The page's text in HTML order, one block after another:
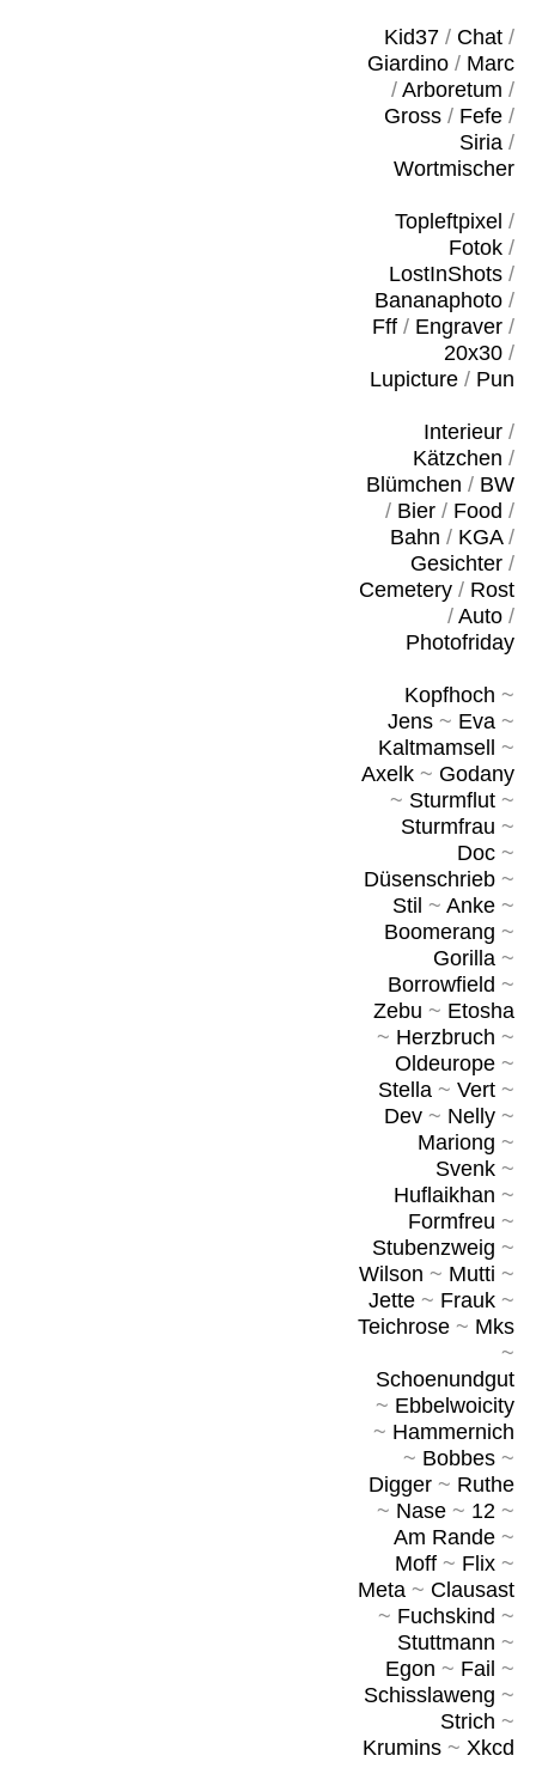
Kid37/ Chat/
Giardino/ Marc
/ Arboretum /
Gross/ Fefe/
Siria/
Wortmischer
Topleftpixel /
Fotok/
LostInShots/
Bananaphoto/
Fff/ Engraver/
20x30/
Lupicture/ Pun
Interieur/
Kätzchen /
Blümchen / BW
/ Bier/ Food /
Bahn / KGA/
Gesichter/
Cemetery/ Rost
/ Auto/
Photofriday
Kopfhoch ~
Jens~ Eva~
Kaltmamsell
~
Axelk~ Godany
~ Sturmflut~
Sturmfrau ~
Doc~
Düsenschrieb~
Stil ~ Anke~
Boomerang ~
Gorilla~
Borrowfield ~
Zebu ~ Etosha
~ Herzbruch ~
Oldeurope~
Stella~ Vert~
Dev~ Nelly~
Mariong ~
Svenk~
Huflaikhan ~
Formfreu ~
Stubenzweig ~
Wilson ~ Mutti ~
Jette~ Frauk~
Teichrose~ Mks
~
Schoenundgut
~ Ebbelwoicity
~ Hammernich
~ Bobbes~
Digger~ Ruthe
~ Nase~ 12~
Am Rande~
Moff~ Flix~
Meta~ Clausast
~ Fuchskind ~
Stuttmann ~
Egon ~ Fail ~
Schisslaweng ~
Strich ~
Krumins~ Xkcd